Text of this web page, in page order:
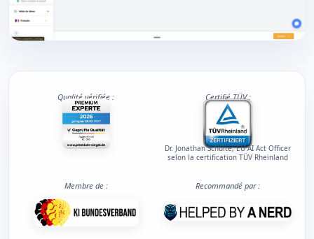
Qualité vérifiée : Certifié TÜV :
Dr. Jonathan Schulte, EU AI Act Officer
selon la certification TÜV Rheinland
Membre de : Recommandé par :